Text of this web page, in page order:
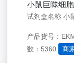
小鼠巨噬细
产品货号：
数：5360
商